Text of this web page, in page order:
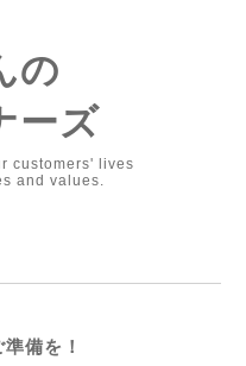
の
ーズ
customers' lives
and values.
備を！